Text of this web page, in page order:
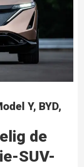
Y, BYD,
de
SUV-